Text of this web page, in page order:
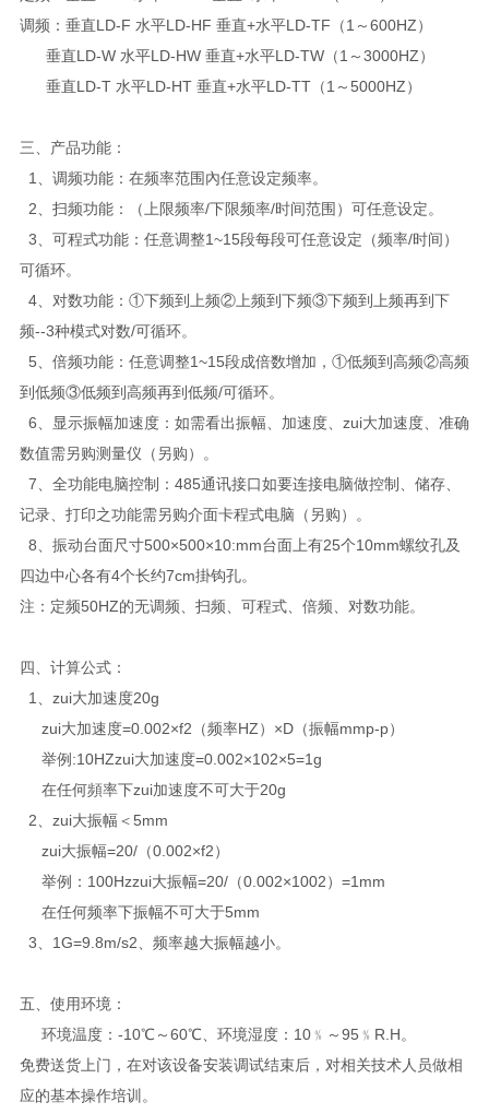
调频：垂直LD-F 水平LD-HF 垂直+水平LD-TF（1～600HZ）
垂直LD-W 水平LD-HW 垂直+水平LD-TW（1～3000HZ）
垂直LD-T 水平LD-HT 垂直+水平LD-TT（1～5000HZ）
三、产品功能：
1、调频功能：在频率范围內任意设定频率。
2、扫频功能：（上限频率/下限频率/时间范围）可任意设定。
3、可程式功能：任意调整1~15段每段可任意设定（频率/时间）
可循环。
4、对数功能：①下频到上频②上频到下频③下频到上频再到下
频--3种模式对数/可循环。
5、倍频功能：任意调整1~15段成倍数增加，①低频到高频②高频
到低频③低频到高频再到低频/可循环。
6、显示振幅加速度：如需看出振幅、加速度、zui大加速度、准确
数值需另购测量仪（另购）。
7、全功能电脑控制：485通讯接口如要连接电脑做控制、储存、
记录、打印之功能需另购介面卡程式电脑（另购）。
8、振动台面尺寸500×500×10:mm台面上有25个10mm螺纹孔及
四边中心各有4个长约7cm掛钩孔。
注：定频50HZ的无调频、扫频、可程式、倍频、对数功能。
四、计算公式：
1、zui大加速度20g
zui大加速度=0.002×f2（频率HZ）×D（振幅mmp-p）
举例:10HZzui大加速度=0.002×102×5=1g
在任何頻率下zui加速度不可大于20g
2、zui大振幅＜5mm
zui大振幅=20/（0.002×f2）
举例：100Hzzui大振幅=20/（0.002×1002）=1mm
在任何频率下振幅不可大于5mm
3、1G=9.8m/s2、频率越大振幅越小。
五、使用环境：
环境温度：-10℃～60℃、环境湿度：10﹪～95﹪R.H。
免费送货上门，在对该设备安装调试结束后，对相关技术人员做相
应的基本操作培训。